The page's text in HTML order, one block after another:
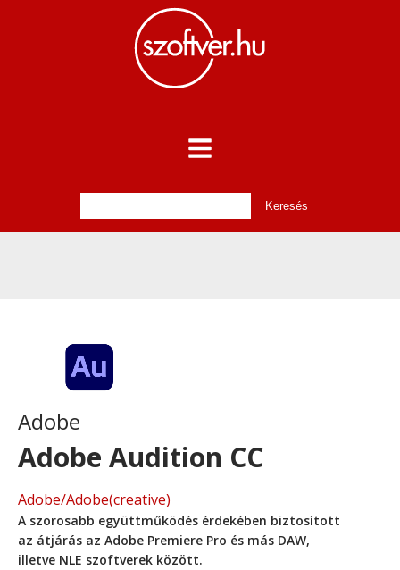
Adobe
Adobe Audition CC
Adobe/Adobe(creative)
A szorosabb együttműködés érdekében biztosított
az átjárás az Adobe Premiere Pro és más DAW,
illetve NLE szoftverek között.